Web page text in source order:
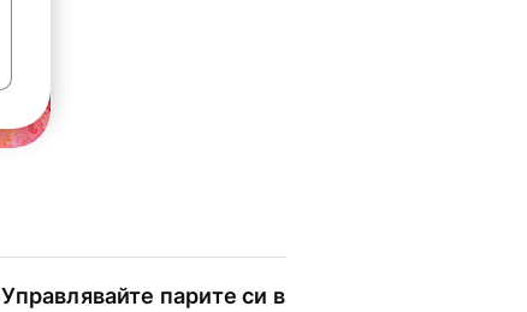
Управлявайте парите си в